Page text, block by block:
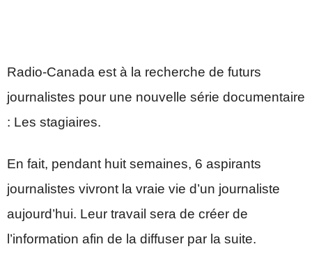
Radio-Canada est à la recherche de futurs
journalistes pour une nouvelle série documentaire
: Les stagiaires.
En fait, pendant huit semaines, 6 aspirants
journalistes vivront la vraie vie d’un journaliste
aujourd’hui. Leur travail sera de créer de
l’information afin de la diffuser par la suite.